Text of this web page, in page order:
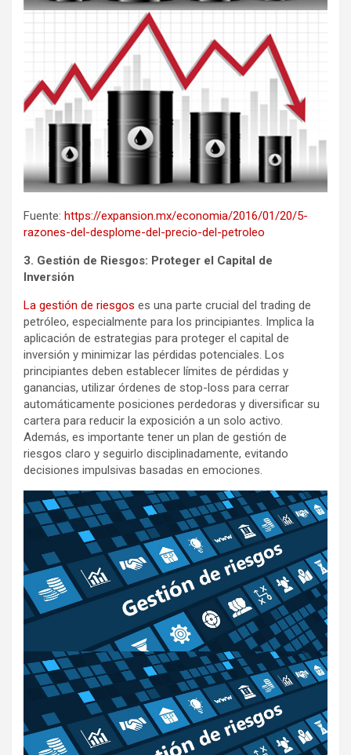
Fuente: https://expansion.mx/economia/2016/01/20/5-
razones-del-desplome-del-precio-del-petroleo
3. Gestión de Riesgos: Proteger el Capital de
Inversión
La gestión de riesgos es una parte crucial del trading de
petróleo, especialmente para los principiantes. Implica la
aplicación de estrategias para proteger el capital de
inversión y minimizar las pérdidas potenciales. Los
principiantes deben establecer límites de pérdidas y
ganancias, utilizar órdenes de stop-loss para cerrar
automáticamente posiciones perdedoras y diversificar su
cartera para reducir la exposición a un solo activo.
Además, es importante tener un plan de gestión de
riesgos claro y seguirlo disciplinadamente, evitando
decisiones impulsivas basadas en emociones.